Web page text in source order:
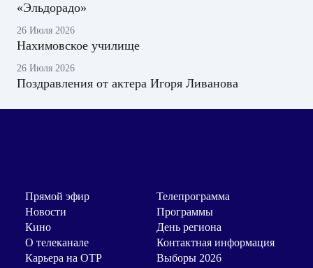
«Эльдорадо»
26 Июля 2026
Нахимовское училище
26 Июля 2026
Поздравления от актера Игоря Ливанова
Прямой эфир
Телепрограмма
Новости
Программы
Кино
День региона
О телеканале
Контактная информация
Карьера на ОТР
Выборы 2026